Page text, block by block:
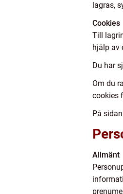
lagras,
Cookies
Till
hjälp av
Du har
Om du
cookies
På
Allmänt